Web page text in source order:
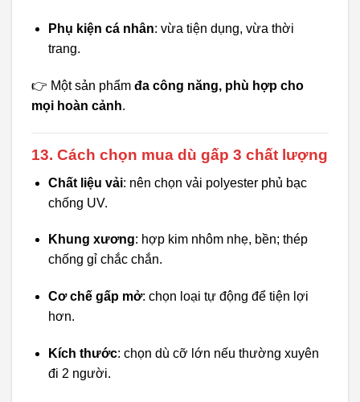
Phụ kiện cá nhân: vừa tiện dụng, vừa thời
trang.
👉 Một sản phẩm đa công năng, phù hợp cho
mọi hoàn cảnh.
13. Cách chọn mua dù gấp 3 chất lượng
Chất liệu vải: nên chọn vải polyester phủ bạc
chống UV.
Khung xương: hợp kim nhôm nhẹ, bền; thép
chống gỉ chắc chắn.
Cơ chế gấp mở: chọn loại tự động để tiện lợi
hơn.
Kích thước: chọn dù cỡ lớn nếu thường xuyên
đi 2 người.